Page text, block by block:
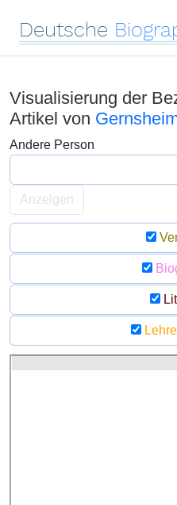
Deutsche
Visualisierung der
Artikel von
Andere Person
Anzeigen